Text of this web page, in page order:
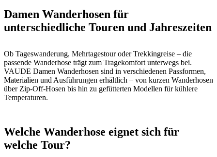
Damen Wanderhosen für
unterschiedliche Touren und Jahreszeiten
Ob Tageswanderung, Mehrtagestour oder Trekkingreise – die
passende Wanderhose trägt zum Tragekomfort unterwegs bei.
VAUDE Damen Wanderhosen sind in verschiedenen Passformen,
Materialien und Ausführungen erhältlich – von kurzen Wanderhosen
über Zip-Off-Hosen bis hin zu gefütterten Modellen für kühlere
Temperaturen.
Welche Wanderhose eignet sich für
welche Tour?